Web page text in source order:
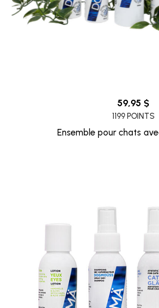
59,95 $
1199 POINTS
Ensemble pour chats